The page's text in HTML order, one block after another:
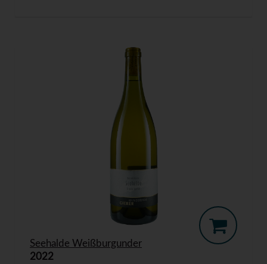
Seehalde Weißburgunder
2022